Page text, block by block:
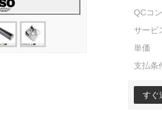
QCコ
サービ
単価
支払条
すぐ